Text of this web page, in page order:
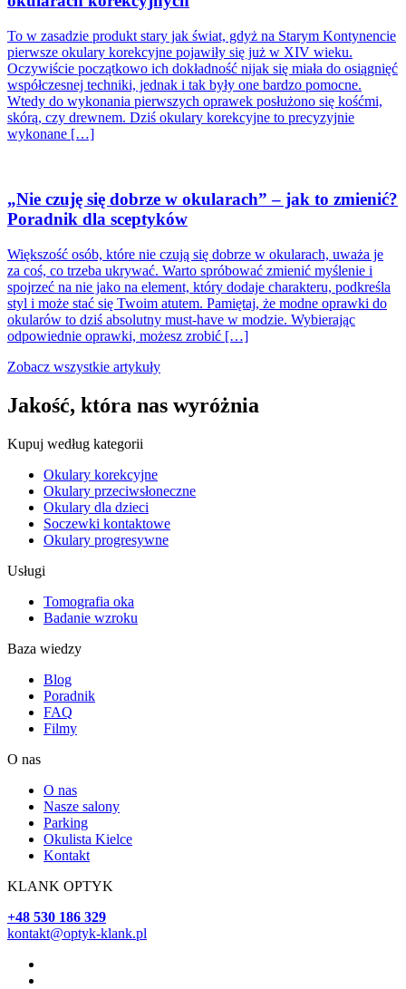
To w zasadzie produkt stary jak świat, gdyż na Starym Kontynencie
pierwsze okulary korekcyjne pojawiły się już w XIV wieku.
Oczywiście początkowo ich dokładność nijak się miała do osiągnięć
współczesnej techniki, jednak i tak były one bardzo pomocne.
Wtedy do wykonania pierwszych oprawek posłużono się kośćmi,
skórą, czy drewnem. Dziś okulary korekcyjne to precyzyjnie
wykonane […]
„Nie czuję się dobrze w okularach” – jak to zmienić?
Poradnik dla sceptyków
Większość osób, które nie czują się dobrze w okularach, uważa je
za coś, co trzeba ukrywać. Warto spróbować zmienić myślenie i
spojrzeć na nie jako na element, który dodaje charakteru, podkreśla
styl i może stać się Twoim atutem. Pamiętaj, że modne oprawki do
okularów to dziś absolutny must-have w modzie. Wybierając
odpowiednie oprawki, możesz zrobić […]
Zobacz wszystkie artykuły
Jakość, która nas wyróżnia
Kupuj według kategorii
Okulary korekcyjne
Okulary przeciwsłoneczne
Okulary dla dzieci
Soczewki kontaktowe
Okulary progresywne
Usługi
Tomografia oka
Badanie wzroku
Baza wiedzy
Blog
Poradnik
FAQ
Filmy
O nas
O nas
Nasze salony
Parking
Okulista Kielce
Kontakt
KLANK OPTYK
+48 530 186 329
kontakt@optyk-klank.pl